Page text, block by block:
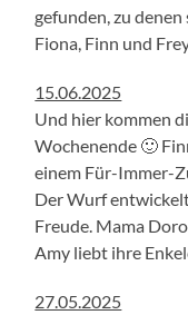
gefunden, zu
Fiona, Finn und
15.06.2025
Und hier kommen
Wochenende 🙂
einem Für-Immer-
Der Wurf
Freude. Mama
Amy liebt ihre
27.05.2025